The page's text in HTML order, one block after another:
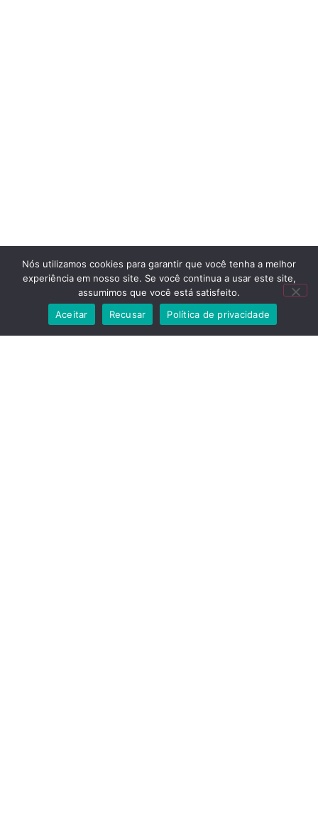
Nós utilizamos cookies para garantir que você tenha a melhor
experiência em nosso site. Se você continua a usar este site,
assumimos que você está satisfeito.
Aceitar
Recusar Política de privacidade